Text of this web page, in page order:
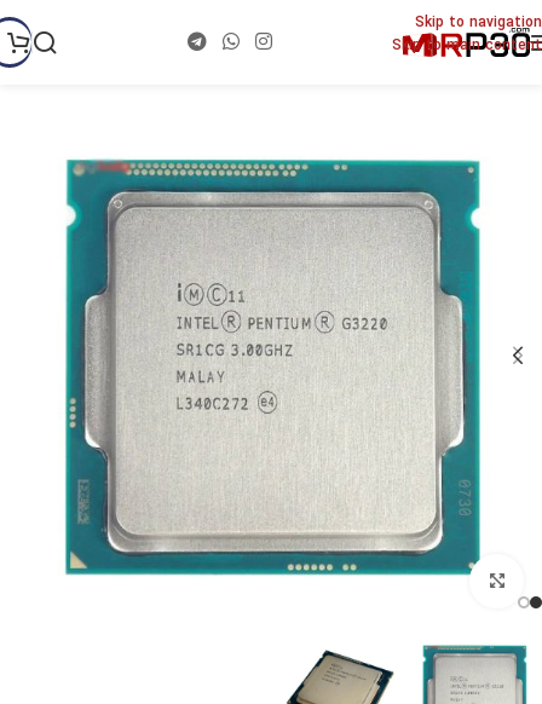
Skip to navigation
Skip to main content
برای بزرگنمایی کلیک کنید